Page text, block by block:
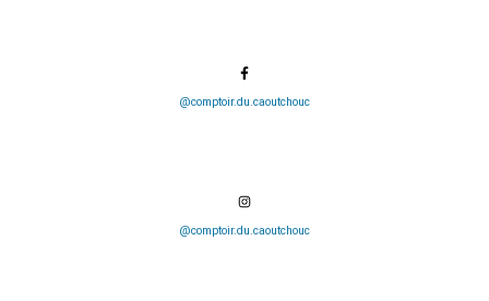
@comptoir.du.caoutchouc
@comptoir.du.caoutchouc